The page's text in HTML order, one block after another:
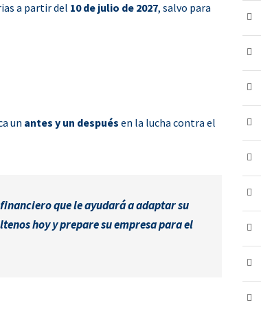
a partir del 10 de julio de 2027, salvo para
un antes y un después en la lucha contra el
que le ayudará a adaptar su
hoy y prepare su empresa para el